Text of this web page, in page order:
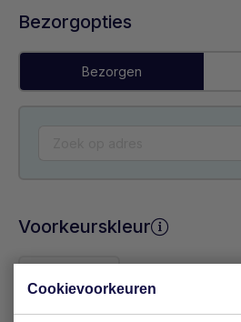
Bezorgopties
Bezorgen
Voorkeurskleur
Cookievoorkeuren